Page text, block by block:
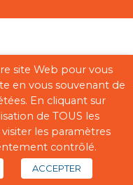
Cookies
Plan du site
parDigisanté
site Web pour vous
en vous souvenant de
En cliquant sur
de TOUS les
les paramètres
contrôlé.
ACCEPTER